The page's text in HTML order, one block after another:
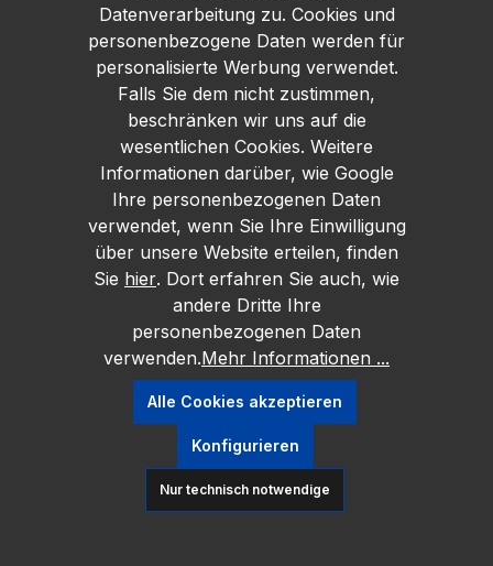
Datenverarbeitung zu. Cookies und
personenbezogene Daten werden für
personalisierte Werbung verwendet.
Falls Sie dem nicht zustimmen,
beschränken wir uns auf die
wesentlichen Cookies. Weitere
Informationen darüber, wie Google
Ihre personenbezogenen Daten
verwendet, wenn Sie Ihre Einwilligung
über unsere Website erteilen, finden
Sie hier. Dort erfahren Sie auch, wie
andere Dritte Ihre
personenbezogenen Daten
verwenden.Mehr Informationen ...
Nur technisch notwendige
Konfigurieren
Alle Cookies akzeptieren